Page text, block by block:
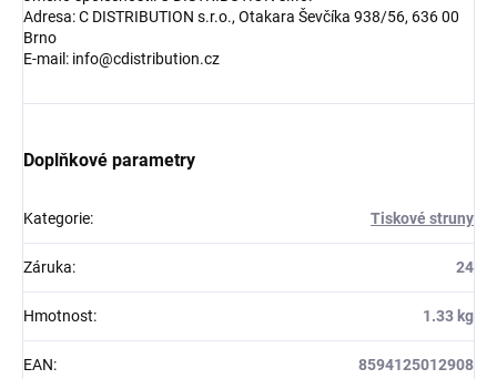
Adresa: C DISTRIBUTION s.r.o., Otakara Ševčíka 938/56, 636 00
Brno
E-mail: info@cdistribution.cz
Doplňkové parametry
Kategorie: Tiskové struny
Záruka: 24
Hmotnost: 1.33 kg
EAN: 8594125012908